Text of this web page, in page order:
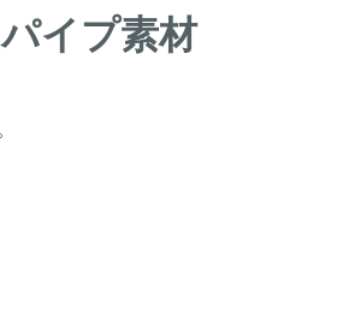
パイプ素材